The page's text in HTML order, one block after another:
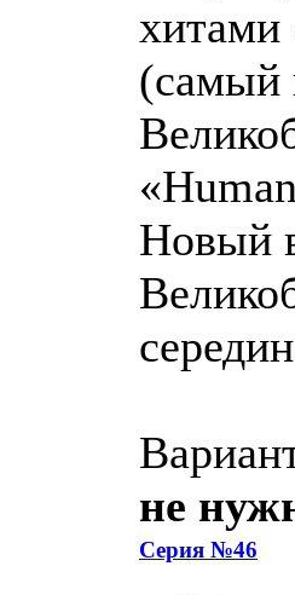
хитами
(самый
Новый
не
Серия №46